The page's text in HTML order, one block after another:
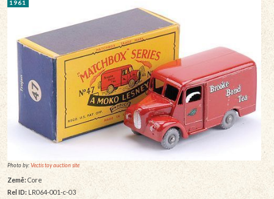
1961
Photo by:Vectis toy auction site
Země:Core
Rel ID: LR064-001-c-03